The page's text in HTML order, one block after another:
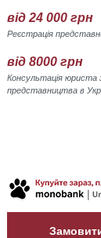
від 24 000 грн
Реєстрація
від 8000 грн
Консультація юриста
представництва в